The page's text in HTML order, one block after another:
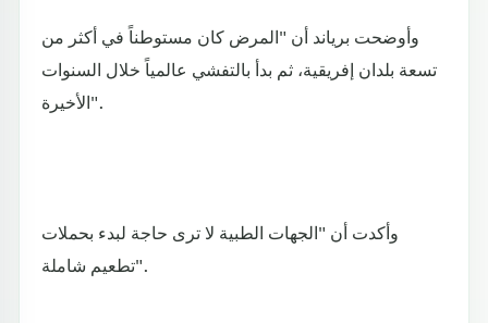
وأوضحت برياند أن "المرض كان مستوطناً في أكثر من
تسعة بلدان إفريقية، ثم بدأ بالتفشي عالمياً خلال السنوات
الأخيرة".
وأكدت أن "الجهات الطبية لا ترى حاجة لبدء بحملات
تطعيم شاملة".